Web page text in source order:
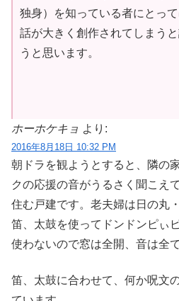
独身）を知っている者にとって
話が大きく創作されてしまう
うと思います。
ホーホケキョ より:
2016年8月18日 10:32 PM
朝ドラを観ようとすると、隣の
クの応援の音がうるさく聞こえ
住む戸建です。老夫婦は日の丸
笛、太鼓を使ってドンドンピぃ
使わないので窓は全開、音は全
笛、太鼓に合わせて、何か呪文